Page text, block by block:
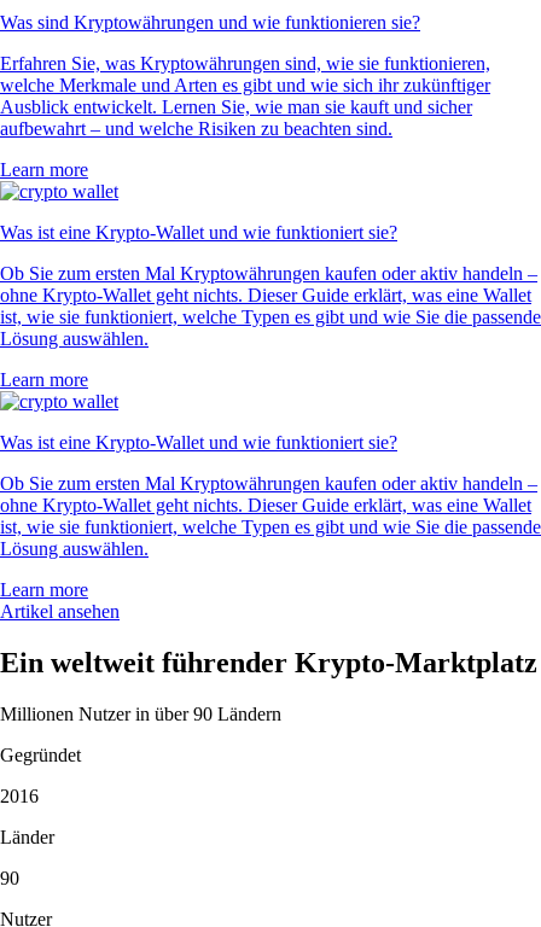
Was sind Kryptowährungen und wie funktionieren sie?
Erfahren Sie, was Kryptowährungen sind, wie sie funktionieren,
welche Merkmale und Arten es gibt und wie sich ihr zukünftiger
Ausblick entwickelt. Lernen Sie, wie man sie kauft und sicher
aufbewahrt – und welche Risiken zu beachten sind.
Learn more
Was ist eine Krypto-Wallet und wie funktioniert sie?
Ob Sie zum ersten Mal Kryptowährungen kaufen oder aktiv handeln –
ohne Krypto-Wallet geht nichts. Dieser Guide erklärt, was eine Wallet
ist, wie sie funktioniert, welche Typen es gibt und wie Sie die passende
Lösung auswählen.
Learn more
Was ist eine Krypto-Wallet und wie funktioniert sie?
Ob Sie zum ersten Mal Kryptowährungen kaufen oder aktiv handeln –
ohne Krypto-Wallet geht nichts. Dieser Guide erklärt, was eine Wallet
ist, wie sie funktioniert, welche Typen es gibt und wie Sie die passende
Lösung auswählen.
Learn more
Artikel ansehen
Ein weltweit führender Krypto-Marktplatz
Millionen Nutzer in über 90 Ländern
Gegründet
2016
Länder
90
Nutzer